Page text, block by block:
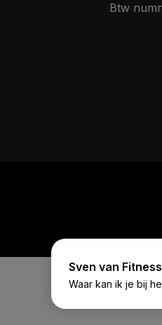
Btw
Sven van
Waar kan ik je bij